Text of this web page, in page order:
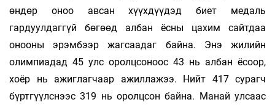
өндөр оноо авсан хүүхдүүдэд биет медаль
гардуулдаггүй бөгөөд албан ёсны цахим сайтдаа
онооны эрэмбээр жагсаадаг байна. Энэ жилийн
олимпиадад 45 улс оролцсоноос 43 нь албан ёсоор,
хоёр нь ажиглагчаар ажиллажээ. Нийт 417 сурагч
бүртгүүлснээс 319 нь оролцсон байна. Манай улсаас